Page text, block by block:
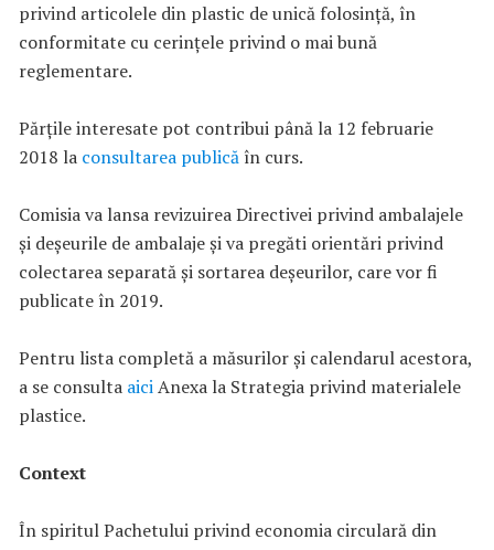
privind articolele din plastic de unică folosință, în
conformitate cu cerințele privind o mai bună
reglementare.
Părțile interesate pot contribui până la 12 februarie
2018 la consultarea publică în curs.
Comisia va lansa revizuirea Directivei privind ambalajele
și deșeurile de ambalaje și va pregăti orientări privind
colectarea separată și sortarea deșeurilor, care vor fi
publicate în 2019.
Pentru lista completă a măsurilor și calendarul acestora,
a se consulta aiciAnexa la Strategia privind materialele
plastice.
Context
În spiritul Pachetului privind economia circulară din